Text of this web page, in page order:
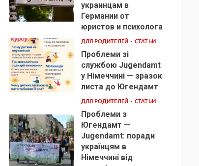
3
украинцам в
Германии от
юристов и психолога
4
ДЛЯ РОДИТЕЛЕЙ СТАТЬИ
Проблеми зі
службою Jugendamt
у Німеччині — зразок
листа до Югендамт
5
ДЛЯ РОДИТЕЛЕЙ СТАТЬИ
Проблеми з
Югендамт —
Jugendamt: поради
українцям в
Німеччині від